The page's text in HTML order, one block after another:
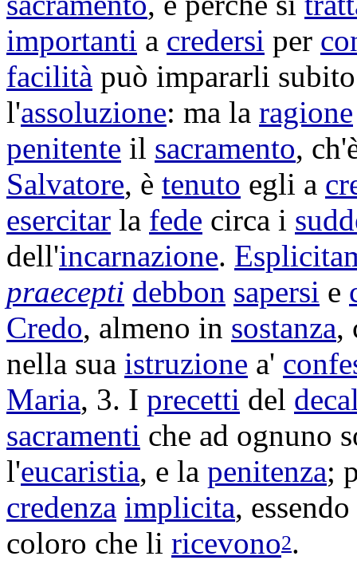
importanti a credersi per
facilità può impararli
l'assoluzione: ma la ragione
penitente il sacramento,
Salvatore, è tenuto egli a
esercitar la fede circa i
dell'incarnazione.
praecepti debbon sapersi e
Credo, almeno in sostanza,
nella sua istruzione a'
Maria, 3. I precetti del
sacramenti che ad ognuno
l'eucaristia, e la penitenza;
credenza implicita,
coloro che li ricevono2.